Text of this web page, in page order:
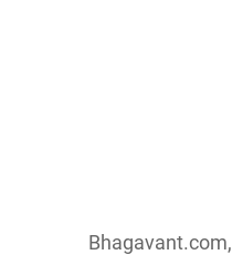
Bhagavant.com,